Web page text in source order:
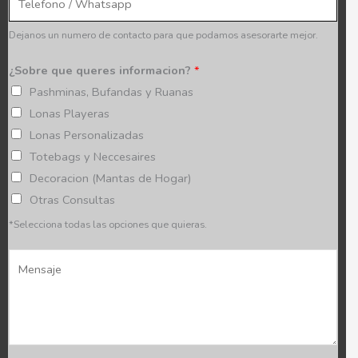
a
y
p
r
o
v
n
c
*
Dejanos un numero de contacto para que podamos asesorarte mejor.
¿Sobre que queres informacion? *
Pashminas, Bufandas y Ruanas
Lonas Playeras
Lonas Personalizadas
Totebags y Neccesaires
Decoracion (Mantas de Hogar)
Otras Consultas
*Selecciona todas las opciones que quieras.
a